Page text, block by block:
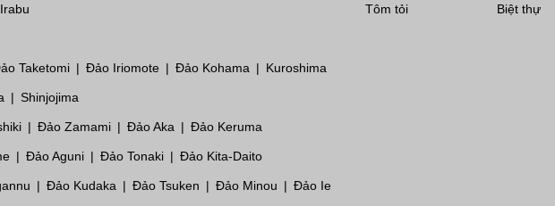
Taketomi Đảo Iriomote Đảo Kohama Kuroshima
Shinjojima
Đảo Zamami Đảo Aka Đảo Keruma
Đảo Aguni Đảo Tonaki Đảo Kita-Daito
Đảo Kudaka Đảo Tsuken Đảo Minou Đảo Ie
Tôm tỏi Biệt thự